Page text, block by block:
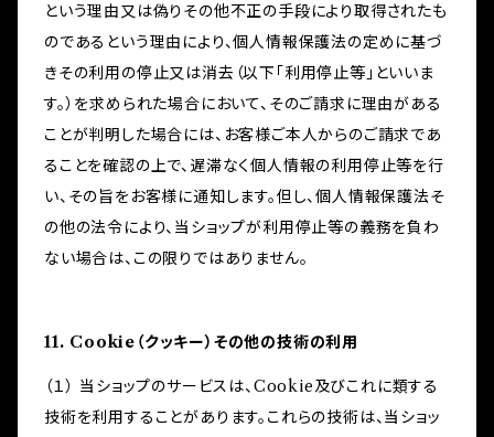
という理由又は偽りその他不正の手段により取得されたも
のであるという理由により、個人情報保護法の定めに基づ
きその利用の停止又は消去（以下「利用停止等」といいま
す。）を求められた場合において、そのご請求に理由がある
ことが判明した場合には、お客様ご本人からのご請求であ
ることを確認の上で、遅滞なく個人情報の利用停止等を行
い、その旨をお客様に通知します。但し、個人情報保護法そ
の他の法令により、当ショップが利用停止等の義務を負わ
ない場合は、この限りではありません。
11. Cookie（クッキー）その他の技術の利用
（１） 当ショップのサービスは、Cookie及びこれに類する
技術を利用することがあります。これらの技術は、当ショッ